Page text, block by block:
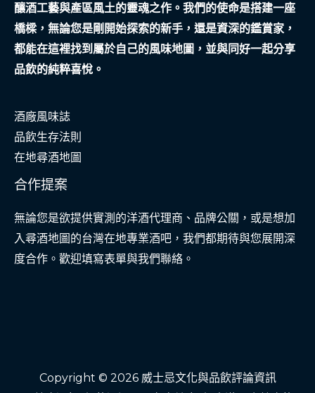
釀酒工藝與產區風土的靈魂之作。我們的使命是搭建一座
橋樑，無論您是剛開始探索的新手，還是資深的鑑賞家，
都能在這裡找到屬於自己的風味地圖，並與同好一起分享
品飲的純粹喜悅。
酒廠風味誌
品飲生存法則
在地尋酒地圖
合作提案
無論您是欲提供實測的洋酒代理商、品牌公關，或是想加
入尋酒地圖的台灣在地專業酒吧，我們都期待與您展開深
度合作。歡迎填寫表單與我們聯絡。
Copyright © 2026 威士忌文化與品飲評論資訊